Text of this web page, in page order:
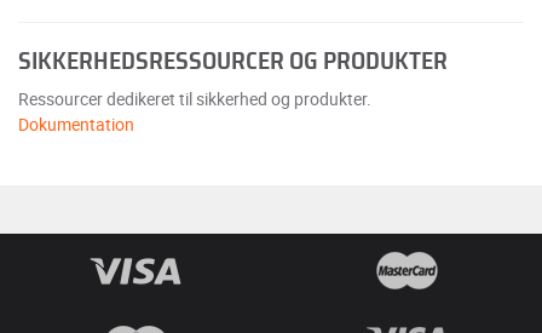
SIKKERHEDSRESSOURCER OG PRODUKTER
Ressourcer dedikeret til sikkerhed og produkter.
Dokumentation